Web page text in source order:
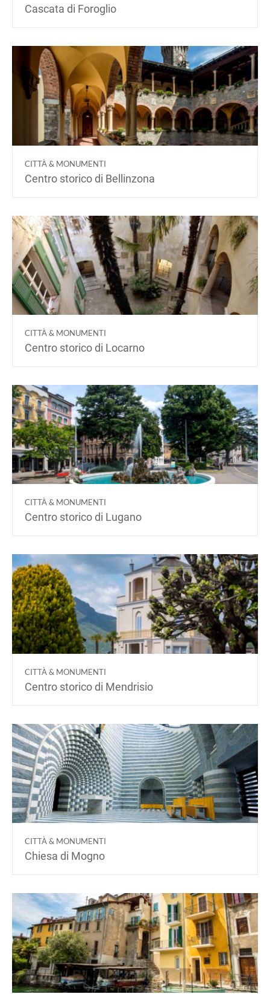
Cascata di Foroglio
CITTÀ & MONUMENTI
Centro storico di Bellinzona
CITTÀ & MONUMENTI
Centro storico di Locarno
CITTÀ & MONUMENTI
Centro storico di Lugano
CITTÀ & MONUMENTI
Centro storico di Mendrisio
CITTÀ & MONUMENTI
Chiesa di Mogno